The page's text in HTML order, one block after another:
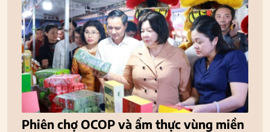
Phiên chợ OCOP và ẩm thực vùng miền